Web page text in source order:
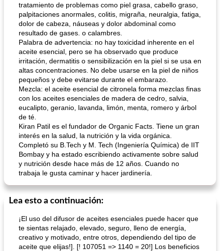
tratamiento de problemas como piel grasa, cabello graso,
palpitaciones anormales, colitis, migraña, neuralgia, fatiga,
dolor de cabeza, náuseas y dolor abdominal como
resultado de gases. o calambres.
Palabra de advertencia: no hay toxicidad inherente en el
aceite esencial, pero se ha observado que produce
irritación, dermatitis o sensibilización en la piel si se usa en
altas concentraciones. No debe usarse en la piel de niños
pequeños y debe evitarse durante el embarazo.
Mezcla: el aceite esencial de citronela forma mezclas finas
con los aceites esenciales de madera de cedro, salvia,
eucalipto, geranio, lavanda, limón, menta, romero y árbol
de té.
Kiran Patil es el fundador de Organic Facts. Tiene un gran
interés en la salud, la nutrición y la vida orgánica.
Completó su B.Tech y M. Tech (Ingeniería Química) de IIT
Bombay y ha estado escribiendo activamente sobre salud
y nutrición desde hace más de 12 años. Cuando no
trabaja le gusta caminar y hacer jardinería.
Lea esto a continuación:
¡El uso del difusor de aceites esenciales puede hacer que
te sientas relajado, elevado, seguro, lleno de energía,
creativo y motivado, entre otros, dependiendo del tipo de
aceite que elijas!]. [! 107051 => 1140 = 20!] Los beneficios